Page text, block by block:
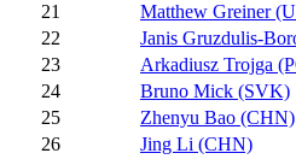
21
Matthew Greiner
22
Janis Gruzdulis-
23
Arkadiusz Trojga
24
Bruno Mick (SVK)
25
Zhenyu Bao (CHN)
26
Jing Li (CHN)